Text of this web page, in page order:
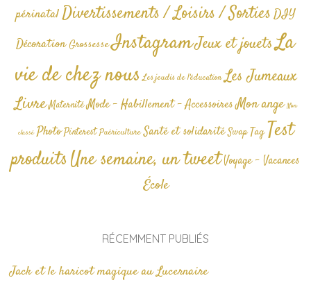
périnatalDivertissements / Loisirs / SortiesDIY
Décoration GrossesseInstagramJeux et jouetsLa
vie de chez nous Les jeudis de l'éducation Les Jumeaux
Livre Maternité Mode - Habillement - AccessoiresMon ange Non
classé Photo Pinterest Puériculture Santé et solidarité Swap TagTest
produitsUne semaine, un tweetVoyage - Vacances
École
RÉCEMMENT PUBLIÉS
Jack et le haricot magique au Lucernaire